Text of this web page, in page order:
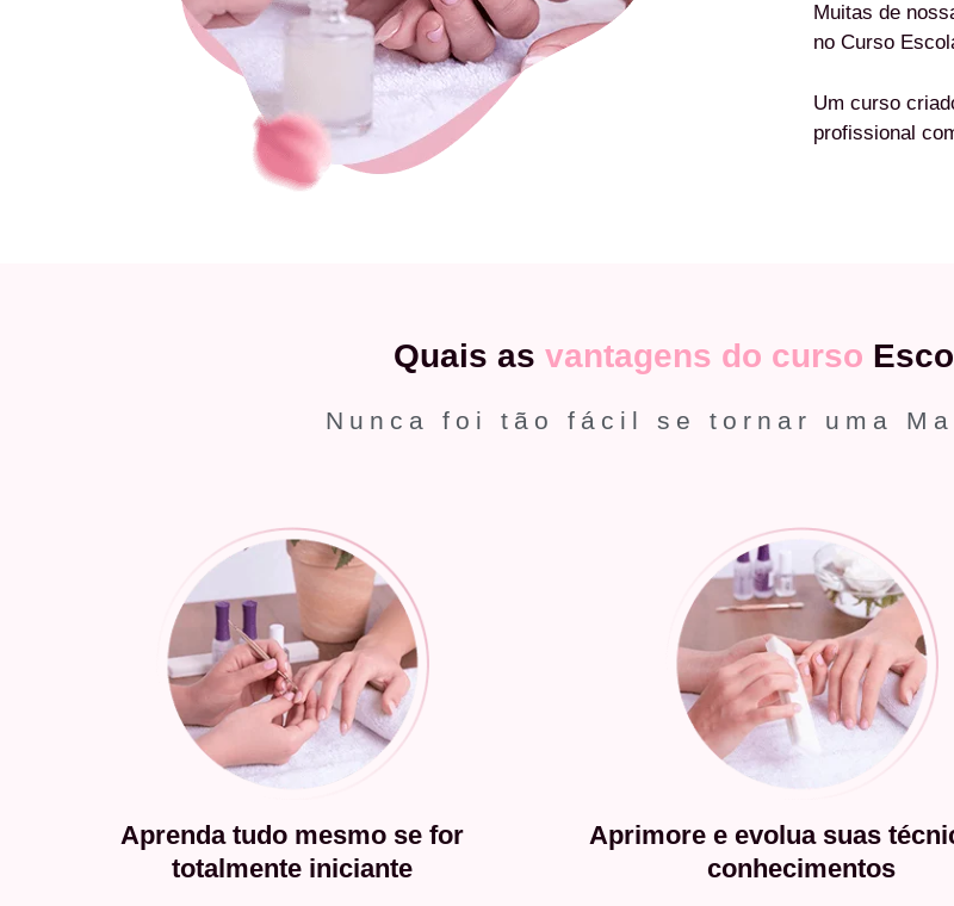
Muitas de
no Curso
Um curso
profissional
Quais as vantagens do curso
Nunca foi tão fácil se tornar uma
Aprenda tudo mesmo se for
totalmente iniciante
Aprimore e evolua suas
conhecimentos